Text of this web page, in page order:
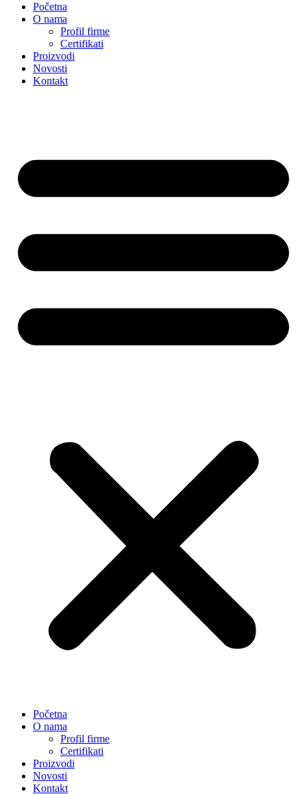
Početna
O nama
Profil firme
Certifikati
Proizvodi
Novosti
Kontakt
Početna
O nama
Profil firme
Certifikati
Proizvodi
Novosti
Kontakt